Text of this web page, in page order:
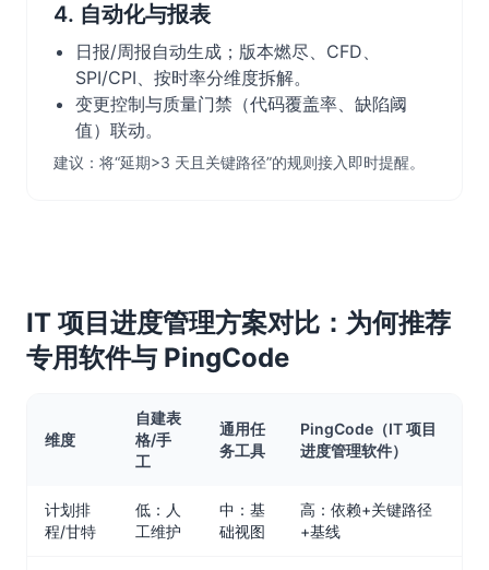
4. 自动化与报表
日报/周报自动生成；版本燃尽、CFD、
SPI/CPI、按时率分维度拆解。
变更控制与质量门禁（代码覆盖率、缺陷阈
值）联动。
建议：将“延期>3 天且关键路径”的规则接入即时提醒。
IT 项目进度管理方案对比：为何推荐
专用软件与 PingCode
维度
自建表
格/手
工
通用任
务工具
PingCode（IT 项目
进度管理软件）
计划排
程/甘特
低：人
工维护
中：基
础视图
高：依赖+关键路径
+基线